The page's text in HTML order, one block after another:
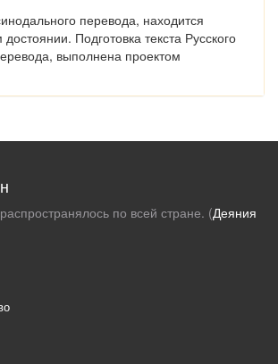
перевода, находится
Подготовка текста Русского
выполнена проектом
по всей стране. (Деяния